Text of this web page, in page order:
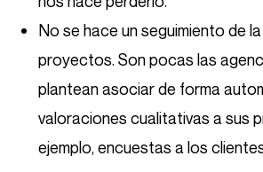
No se hace un seguimiento de
proyectos. Son pocas las
plantean asociar de forma
valoraciones cualitativas a sus
ejemplo, encuestas a los